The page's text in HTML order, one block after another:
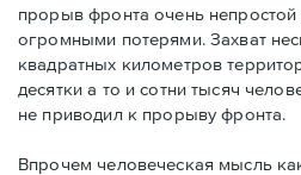
прорыв фронта очень
огромными потерями. Захват
квадратных километров
десятки а то и сотни тысяч
не приводил к прорыву фронта.
Впрочем человеческая мысль